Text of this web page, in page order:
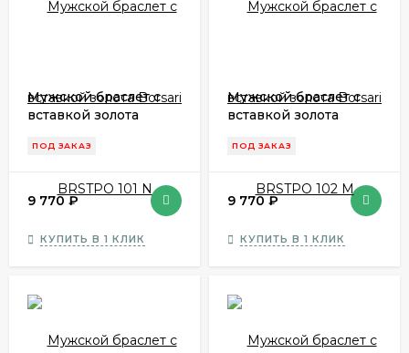
Мужской браслет с
вставкой золота
ПОД ЗАКАЗ
9 770₽
КУПИТЬ В 1 КЛИК
Мужской браслет с
вставкой золота
ПОД ЗАКАЗ
9 770₽
КУПИТЬ В 1 КЛИК